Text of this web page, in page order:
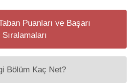
Puanları ve Başarı
Sıralamaları
Bölüm Kaç Net?